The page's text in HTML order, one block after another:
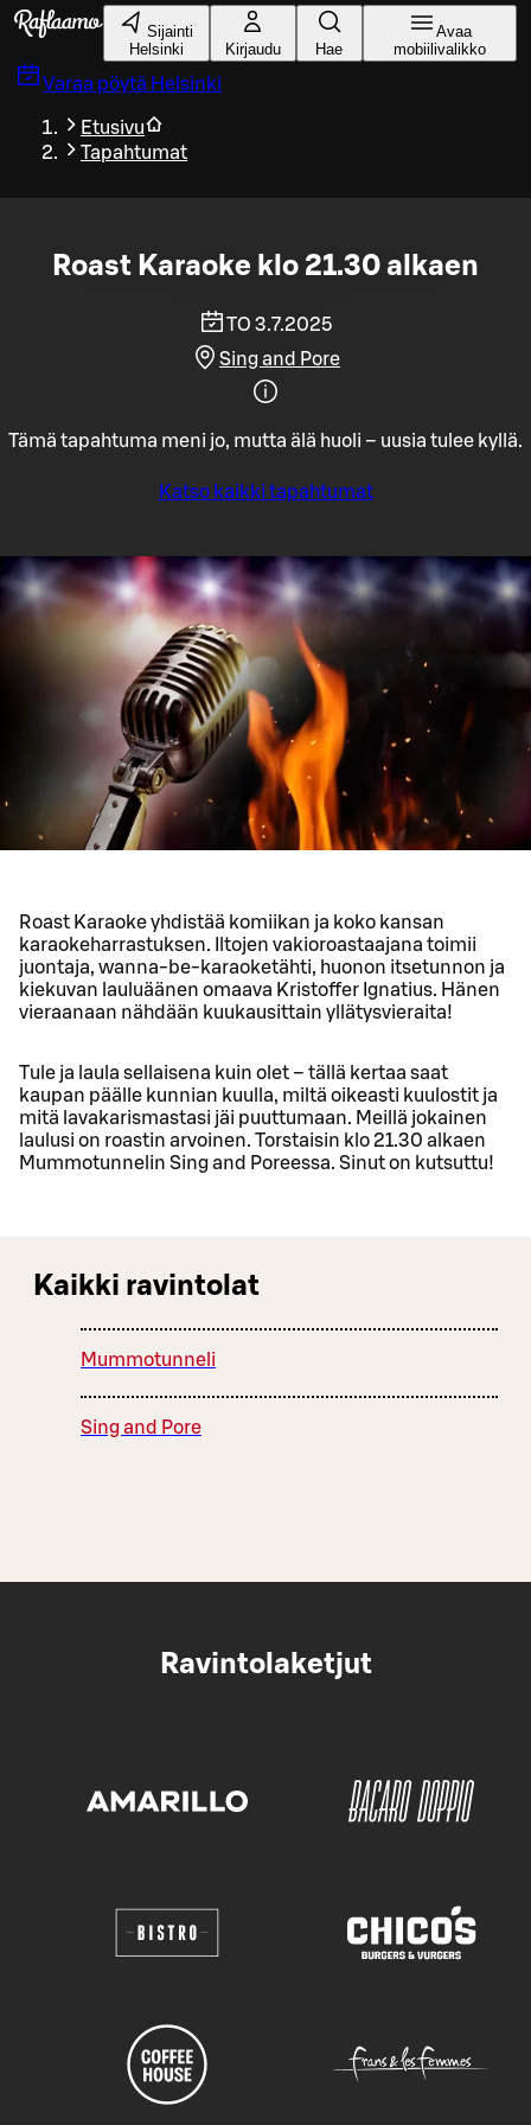
Siirry pääsisältöön
Sijainti
Helsinki
Kirjaudu Hae
Avaa
mobiilivalikko
Varaa pöytä Helsinki
Etusivu
Tapahtumat
Roast Karaoke klo 21.30 alkaen
TO 3.7.2025
Sing and Pore
Tämä tapahtuma meni jo, mutta älä huoli – uusia tulee kyllä.
Katso kaikki tapahtumat
Roast Karaoke yhdistää komiikan ja koko kansan
karaokeharrastuksen. Iltojen vakioroastaajana toimii
juontaja, wanna-be-karaoketähti, huonon itsetunnon ja
kiekuvan lauluäänen omaava Kristoffer Ignatius. Hänen
vieraanaan nähdään kuukausittain yllätysvieraita!
Tule ja laula sellaisena kuin olet – tällä kertaa saat
kaupan päälle kunnian kuulla, miltä oikeasti kuulostit ja
mitä lavakarismastasi jäi puuttumaan. Meillä jokainen
laulusi on roastin arvoinen. Torstaisin klo 21.30 alkaen
Mummotunnelin Sing and Poreessa. Sinut on kutsuttu!
Kaikki ravintolat
Mummotunneli
Sing and Pore
Ravintolaketjut